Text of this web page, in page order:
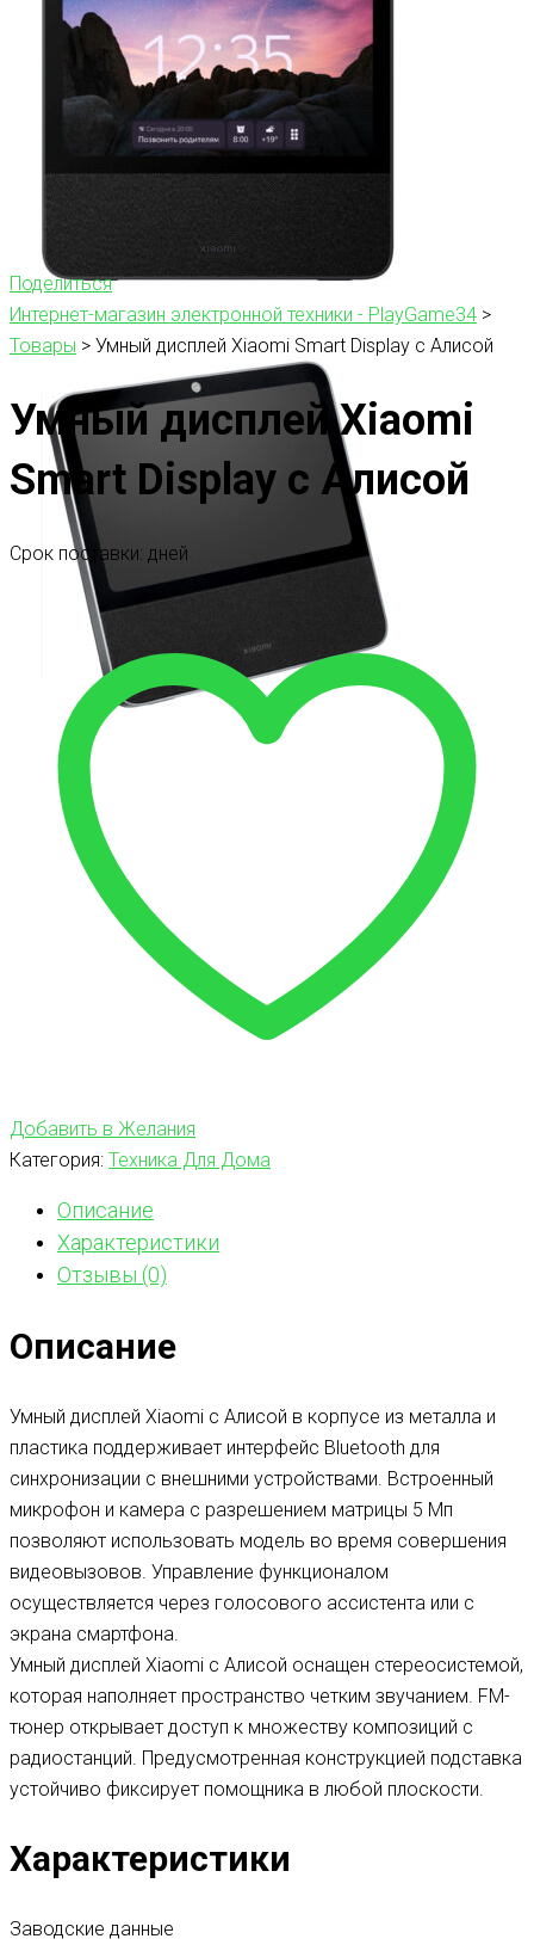
Поделиться
Интернет-магазин электронной техники - PlayGame34 >
Товары > Умный дисплей Xiaomi Smart Display с Алисой
Умный дисплей Xiaomi
Smart Display с Алисой
Срок поставки: дней
Добавить в Желания
Категория: Техника Для Дома
Описание
Характеристики
Отзывы (0)
Описание
Умный дисплей Xiaomi с Алисой в корпусе из металла и
пластика поддерживает интерфейс Bluetooth для
синхронизации с внешними устройствами. Встроенный
микрофон и камера с разрешением матрицы 5 Мп
позволяют использовать модель во время совершения
видеовызовов. Управление функционалом
осуществляется через голосового ассистента или с
экрана смартфона.
Умный дисплей Xiaomi с Алисой оснащен стереосистемой,
которая наполняет пространство четким звучанием. FM-
тюнер открывает доступ к множеству композиций с
радиостанций. Предусмотренная конструкцией подставка
устойчиво фиксирует помощника в любой плоскости.
Характеристики
Заводские данные